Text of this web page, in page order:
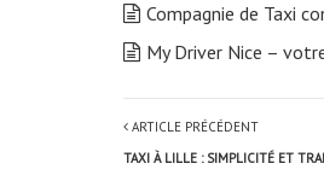
Compagnie de Taxi
My Driver Nice –
ARTICLE PRÉCÉDENT
TAXI À LILLE : SIMPLICITÉ ET